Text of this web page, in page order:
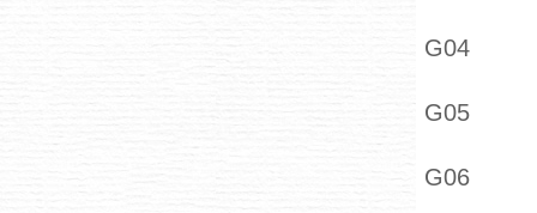
G04
G05
G06